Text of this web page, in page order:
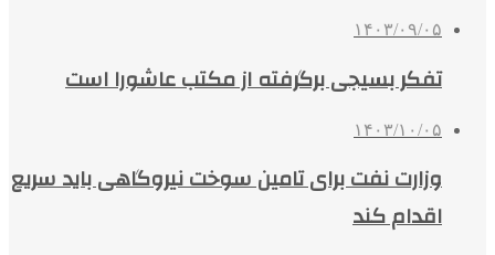
۱۴۰۳/۰۹/۰۵
تفکر بسیجی برگرفته از مکتب عاشورا است
۱۴۰۳/۱۰/۰۵
وزارت نفت برای تامین سوخت نیروگاهی باید سریع
اقدام کند